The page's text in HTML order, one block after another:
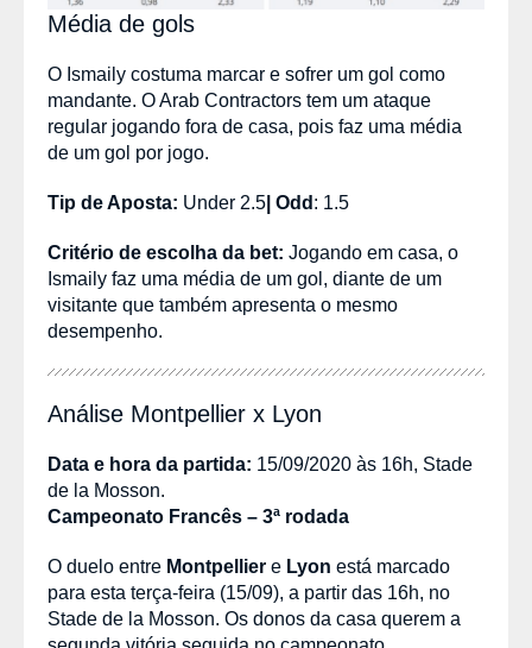
Média de gols
O Ismaily costuma marcar e sofrer um gol como
mandante. O Arab Contractors tem um ataque
regular jogando fora de casa, pois faz uma média
de um gol por jogo.
Tip de Aposta: Under 2.5 Odd : 1.5
Critério de escolha da bet: Jogando em casa, o
Ismaily faz uma média de um gol, diante de um
visitante que também apresenta o mesmo
desempenho.
Análise Montpellier x Lyon
Data e hora da partida: 15/09/2020 às 16h, Stade
de la Mosson.
Campeonato Francês – 3ª rodada
O duelo entre Montpellier e Lyon está marcado
para esta terça-feira (15/09), a partir das 16h, no
Stade de la Mosson. Os donos da casa querem a